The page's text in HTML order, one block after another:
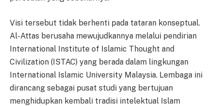
Visi tersebut tidak berhenti pada tataran konseptual.
Al-Attas berusaha mewujudkannya melalui pendirian
International Institute of Islamic Thought and
Civilization (ISTAC) yang berada dalam lingkungan
International Islamic University Malaysia. Lembaga ini
dirancang sebagai pusat studi yang bertujuan
menghidupkan kembali tradisi intelektual Islam